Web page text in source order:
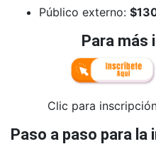
Público externo:
Para más
Clic para
Paso a paso para la